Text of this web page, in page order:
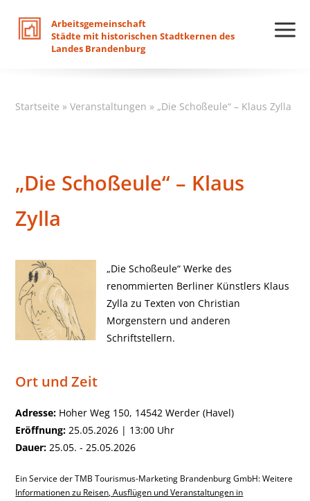
Arbeitsgemeinschaft
Städte mit historischen Stadtkernen des
Landes Brandenburg
Startseite »Veranstaltungen » „Die Schoßeule“ – Klaus Zylla
„Die Schoßeule“ – Klaus
Zylla
„Die Schoßeule“ Werke des
renommierten Berliner Künstlers Klaus
Zylla zu Texten von Christian
Morgenstern und anderen
Schriftstellern.
Ort und Zeit
Adresse: Hoher Weg 150, 14542 Werder (Havel)
Eröffnung: 25.05.2026 | 13:00 Uhr
Dauer: 25.05. - 25.05.2026
Ein Service der TMB Tourismus-Marketing Brandenburg GmbH: Weitere
Informationen zu Reisen, Ausflügen und Veranstaltungen in